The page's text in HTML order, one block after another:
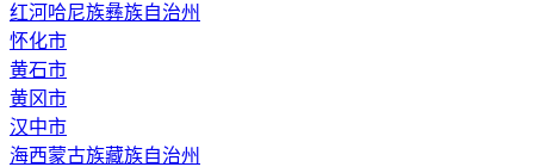
红河哈尼族彝族自治州
怀化市
黄石市
黄冈市
汉中市
海西蒙古族藏族自治州